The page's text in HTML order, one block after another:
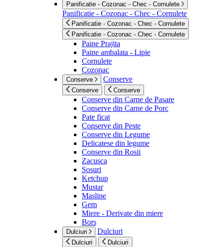
Panificatie - Cozonac - Chec - Cornulete
Panificatie - Cozonac - Chec - Cornulete
Panificatie - Cozonac - Chec - Cornulete
Panificatie - Cozonac - Chec - Cornulete
Paine Prajita
Paine ambalata - Lipie
Cornulete
Cozonac
Conserve Conserve
Conserve Conserve
Conserve din Carne de Pasare
Conserve din Carne de Porc
Pate ficat
Conserve din Peste
Conserve din Legume
Delicatese din legume
Conserve din Rosii
Zacusca
Sosuri
Ketchup
Mustar
Masline
Gem
Miere - Derivate din miere
Bors
Dulciuri Dulciuri
Dulciuri Dulciuri